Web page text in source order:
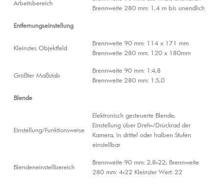
Arbeitsbereich
Brennweite 280 mm: 1,4 m bis unendlich
Entfernungseinstellung
Kleinstes Objektfeld
Brennweite 90 mm: 114 x 171 mm
Brennweite 280 mm: 120 x 180mm
Größter Maßstab
Brennweite 90 mm: 1:4,8
Brennweite 280 mm: 1:5,0
Blende
Einstellung/Funktionsweise
Elektronisch gesteuerte Blende,
Einstellung über Dreh-/Drückrad der
Kamera, in drittel oder halben Stufen
einstellbar
Blendeneinstellbereich
Brennweite 90 mm: 2,8-22; Brennweite
280 mm: 4-22 Kleinster Wert: 22